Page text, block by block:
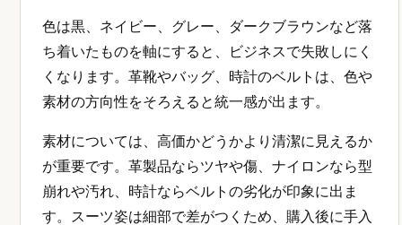
色は黒、ネイビー、グレー、ダークブラウンなど落
ち着いたものを軸にすると、ビジネスで失敗しにく
くなります。革靴やバッグ、時計のベルトは、色や
素材の方向性をそろえると統一感が出ます。
素材については、高価かどうかより清潔に見えるか
が重要です。革製品ならツヤや傷、ナイロンなら型
崩れや汚れ、時計ならベルトの劣化が印象に出ま
す。スーツ姿は細部で差がつくため、購入後に手入